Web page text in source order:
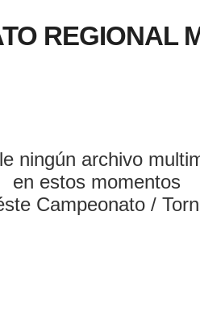
REGIONAL
ningún archivo
en estos momentos
Campeonato /